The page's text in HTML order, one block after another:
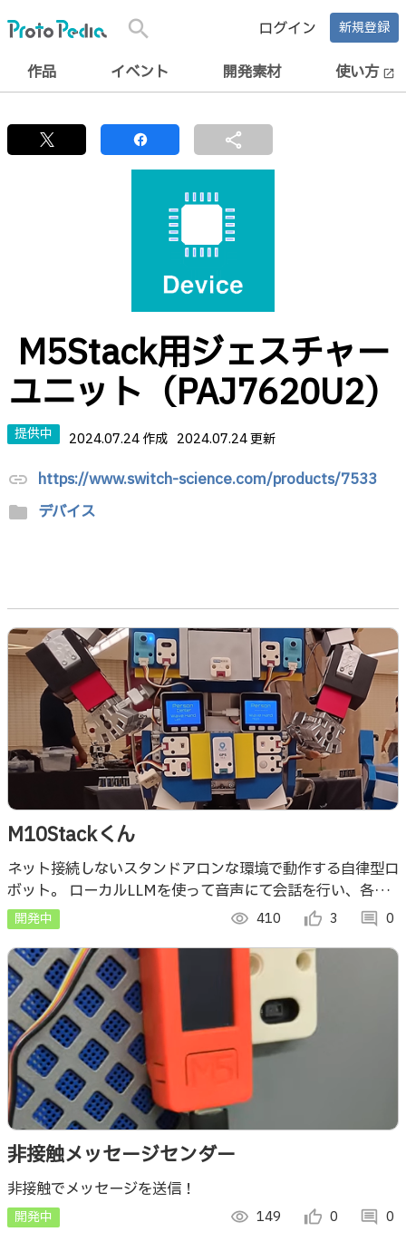
search ログイン 新規登録
作品 イベント 開発素材 使い方 open_in_new
share
M5Stack用ジェスチャー
ユニット（PAJ7620U2）
提供中 2024.07.24 作成 2024.07.24 更新
link https://www.switch-science.com/products/7533
folder デバイス
M10Stackくん
ネット接続しないスタンドアロンな環境で動作する自律型ロ
ボット。 ローカルLLMを使って音声にて会話を行い、各種
センサから取得した内容をトリガーにして、自発的な会話を
行う機能の実装を目指します。
開発中 visibility 410 thumb_up_alt 3 comment 0
非接触メッセージセンダー
非接触でメッセージを送信！
開発中 visibility 149 thumb_up_alt 0 comment 0